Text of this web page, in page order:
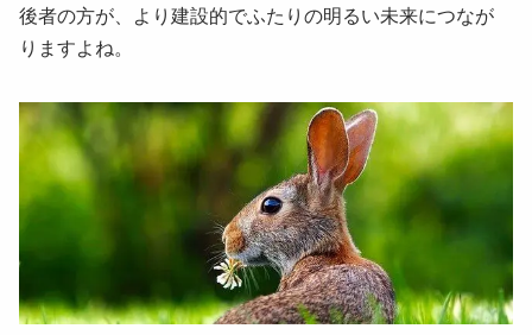
後者の方が、より建設的でふたりの明るい未来につなが
りますよね。